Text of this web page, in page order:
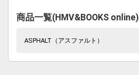
商品一覧(HMV&BOOKS online)
ASPHALT（アスファルト）